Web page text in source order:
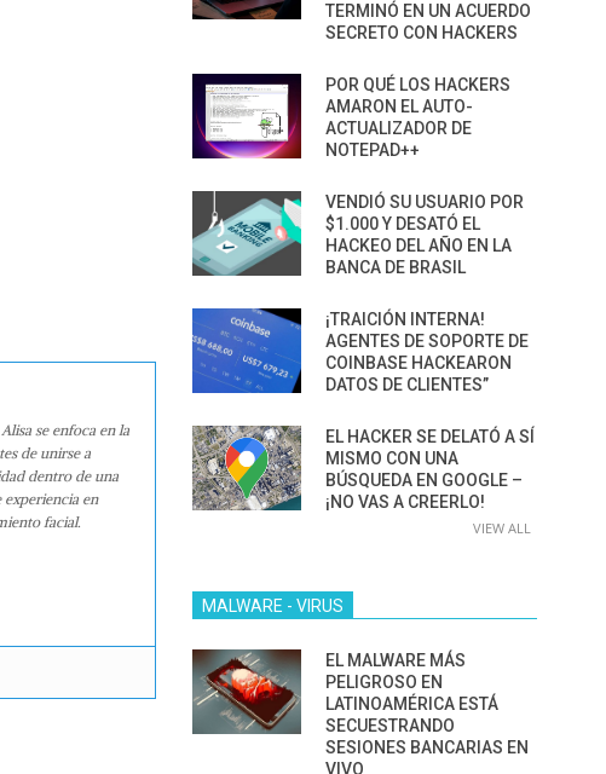
se enfoca en la
de unirse a
dentro de una
experiencia en
facial.
TERMINÓ EN UN ACUERDO
SECRETO CON HACKERS
POR QUÉ LOS HACKERS
AMARON EL AUTO-
ACTUALIZADOR DE
NOTEPAD++
VENDIÓ SU USUARIO POR
$1.000 Y DESATÓ EL
HACKEO DEL AÑO EN LA
BANCA DE BRASIL
¡TRAICIÓN INTERNA!
AGENTES DE SOPORTE DE
COINBASE HACKEARON
DATOS DE CLIENTES”
EL HACKER SE DELATÓ A SÍ
MISMO CON UNA
BÚSQUEDA EN GOOGLE –
¡NO VAS A CREERLO!
VIEW ALL
MALWARE - VIRUS
EL MALWARE MÁS
PELIGROSO EN
LATINOAMÉRICA ESTÁ
SECUESTRANDO
SESIONES BANCARIAS EN
VIVO